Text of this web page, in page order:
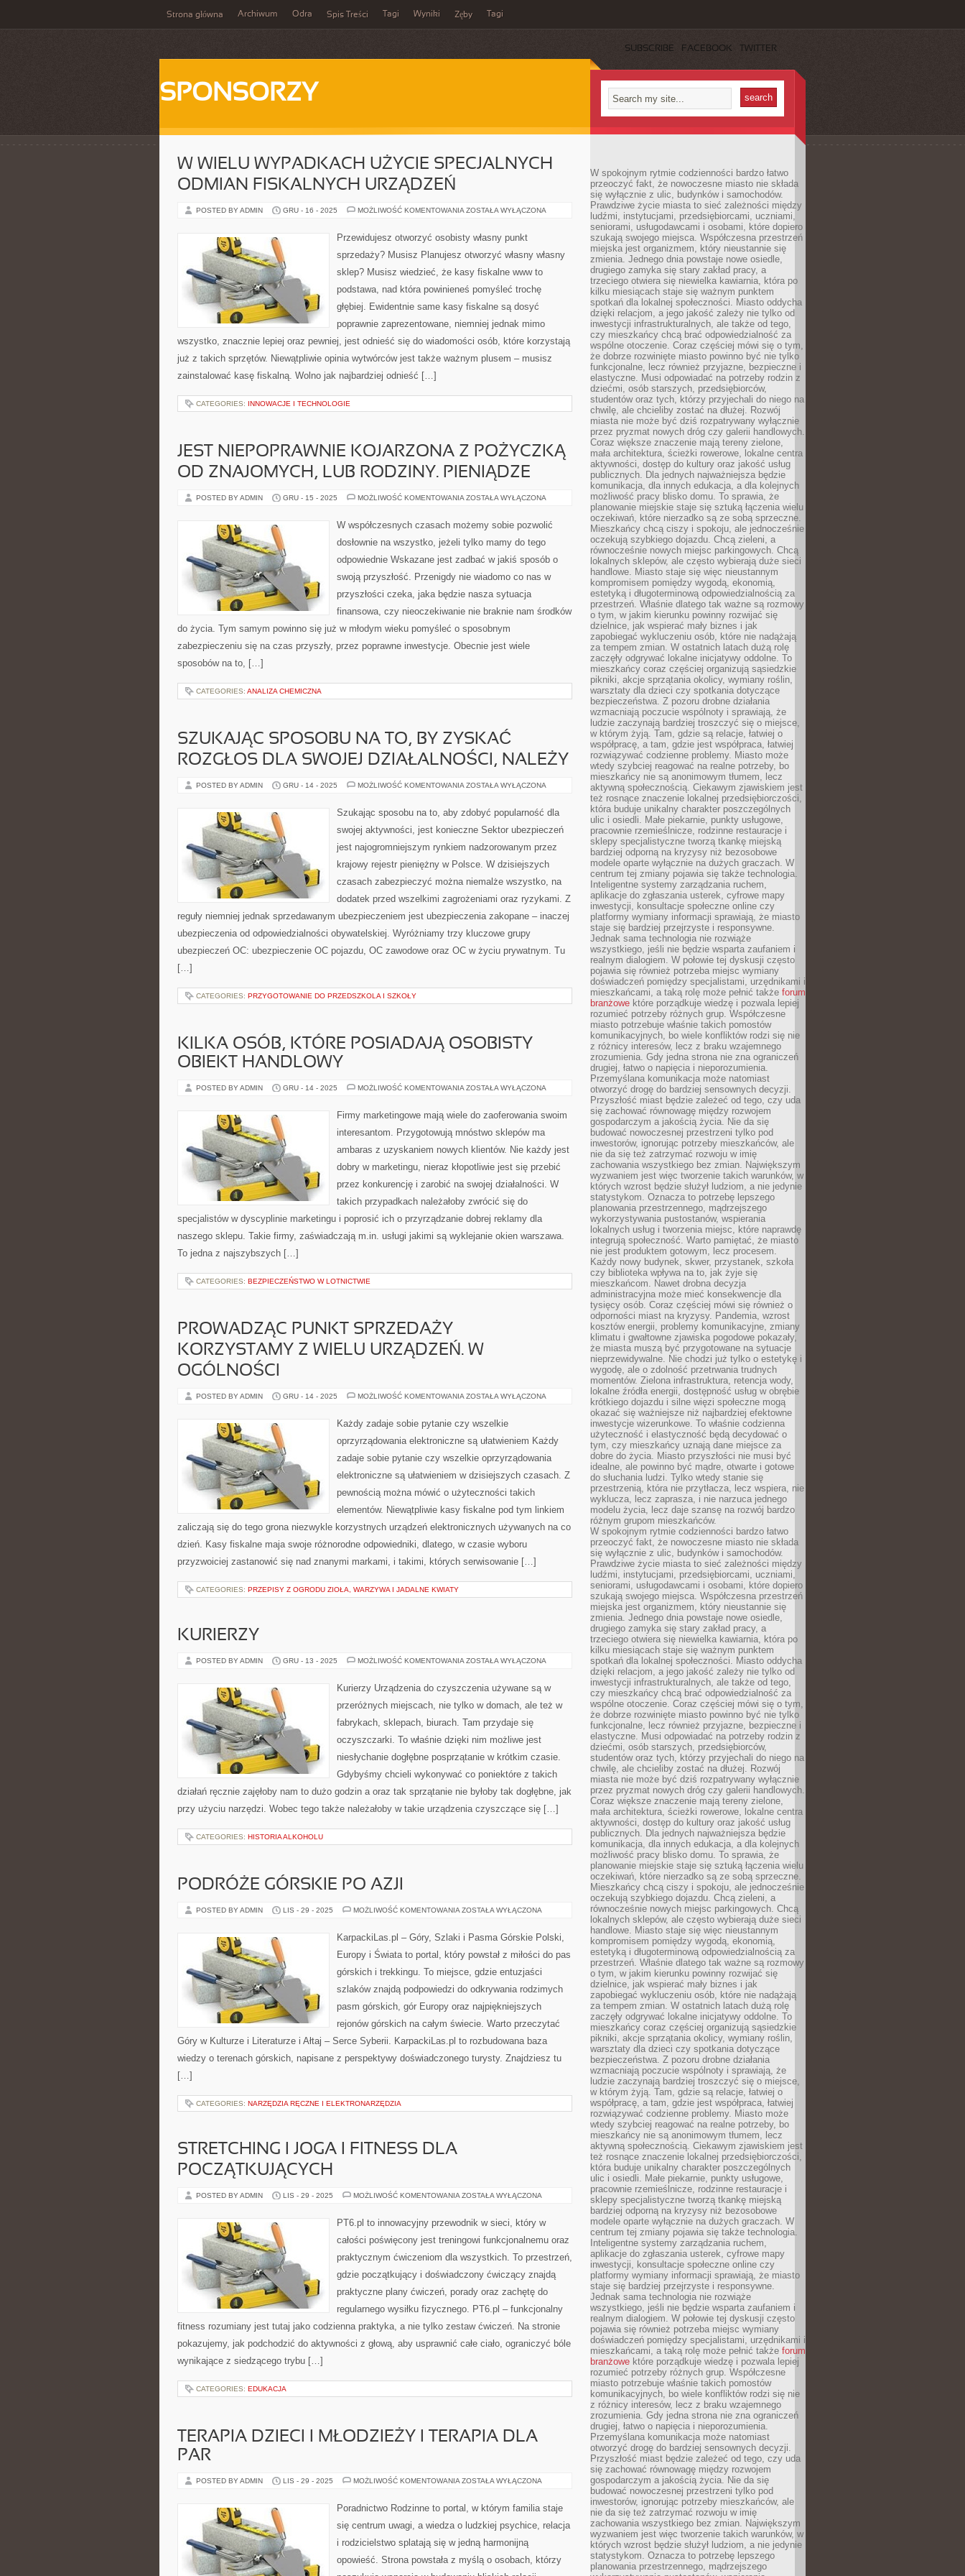
Strona główna Archiwum Odra Spis Treści Tagi Wyniki Zęby Tagi
SUBSCRIBE FACEBOOK TWITTER
SPONSORZY
W WIELU WYPADKACH UŻYCIE SPECJALNYCH
ODMIAN FISKALNYCH URZĄDZEŃ
POSTED BY ADMIN GRU - 16 - 2025 MOŻLIWOŚĆ KOMENTOWANIA W
UŻYCIE
SPECJALNYCH
FISKALNYCH
ZOSTAŁA WYŁĄCZONA
Przewidujesz otworzyć osobisty własny punkt
sprzedaży? Musisz Planujesz otworzyć własny własny
sklep? Musisz wiedzieć, że kasy fiskalne www to
podstawa, nad która powinieneś pomyśleć trochę
głębiej. Ewidentnie same kasy fiskalne są dosyć
poprawnie zaprezentowane, niemniej jednak mimo
wszystko, znacznie lepiej oraz pewniej, jest odnieść się do wiadomości osób, które korzystają
już z takich sprzętów. Niewątpliwie opinia wytwórców jest także ważnym plusem – musisz
zainstalować kasę fiskalną. Wolno jak najbardziej odnieść […]
CATEGORIES: INNOWACJE I TECHNOLOGIE
JEST NIEPOPRAWNIE KOJARZONA Z POŻYCZKĄ
OD ZNAJOMYCH, LUB RODZINY. PIENIĄDZE
POSTED BY ADMIN GRU - 15 - 2025 MOŻLIWOŚĆ KOMENTOWANIA JEST
Z
POŻYCZKĄ
ZNAJOMYCH,
RODZINY.
ZOSTAŁA WYŁĄCZONA
W współczesnych czasach możemy sobie pozwolić
dosłownie na wszystko, jeżeli tylko mamy do tego
odpowiednie Wskazane jest zadbać w jakiś sposób o
swoją przyszłość. Przenigdy nie wiadomo co nas w
przyszłości czeka, jaka będzie nasza sytuacja
finansowa, czy nieoczekiwanie nie braknie nam środków
do życia. Tym samym powinno się już w młodym wieku pomyśleć o sposobnym
zabezpieczeniu się na czas przyszły, przez poprawne inwestycje. Obecnie jest wiele
sposobów na to, […]
CATEGORIES: ANALIZA CHEMICZNA
SZUKAJĄC SPOSOBU NA TO, BY ZYSKAĆ
ROZGŁOS DLA SWOJEJ DZIAŁALNOŚCI, NALEŻY
POSTED BY ADMIN GRU - 14 - 2025 MOŻLIWOŚĆ KOMENTOWANIA SZUKAJĄC
TO,
BY
ROZGŁOS
SWOJEJ
NALEŻY
ZOSTAŁA WYŁĄCZONA
Szukając sposobu na to, aby zdobyć popularność dla
swojej aktywności, jest konieczne Sektor ubezpieczeń
jest najogromniejszym rynkiem nadzorowanym przez
krajowy rejestr pieniężny w Polsce. W dzisiejszych
czasach zabezpieczyć można niemalże wszystko, na
dodatek przed wszelkimi zagrożeniami oraz ryzykami. Z
reguły niemniej jednak sprzedawanym ubezpieczeniem jest ubezpieczenia zakopane – inaczej
ubezpieczenia od odpowiedzialności obywatelskiej. Wyróżniamy trzy kluczowe grupy
ubezpieczeń OC: ubezpieczenie OC pojazdu, OC zawodowe oraz OC w życiu prywatnym. Tu
[…]
CATEGORIES: PRZYGOTOWANIE DO PRZEDSZKOLA I SZKOŁY
KILKA OSÓB, KTÓRE POSIADAJĄ OSOBISTY
OBIEKT HANDLOWY
POSTED BY ADMIN GRU - 14 - 2025 MOŻLIWOŚĆ KOMENTOWANIA KILKA
POSIADAJĄ
OSOBISTY
HANDLOWY
ZOSTAŁA WYŁĄCZONA
Firmy marketingowe mają wiele do zaoferowania swoim
interesantom. Przygotowują mnóstwo sklepów ma
ambaras z uzyskaniem nowych klientów. Nie każdy jest
dobry w marketingu, nieraz kłopotliwie jest się przebić
przez konkurencję i zarobić na swojej działalności. W
takich przypadkach należałoby zwrócić się do
specjalistów w dyscyplinie marketingu i poprosić ich o przyrządzanie dobrej reklamy dla
naszego sklepu. Takie firmy, zaświadczają m.in. usługi jakimi są wyklejanie okien warszawa.
To jedna z najszybszych […]
CATEGORIES: BEZPIECZEŃSTWO W LOTNICTWIE
PROWADZĄC PUNKT SPRZEDAŻY
KORZYSTAMY Z WIELU URZĄDZEŃ. W
OGÓLNOŚCI
POSTED BY ADMIN GRU - 14 - 2025 MOŻLIWOŚĆ KOMENTOWANIA PROWADZĄC
KORZYSTAMY
Z
URZĄDZEŃ.
OGÓLNOŚCI
ZOSTAŁA WYŁĄCZONA
Każdy zadaje sobie pytanie czy wszelkie
oprzyrządowania elektroniczne są ułatwieniem Każdy
zadaje sobie pytanie czy wszelkie oprzyrządowania
elektroniczne są ułatwieniem w dzisiejszych czasach. Z
pewnością można mówić o użyteczności takich
elementów. Niewątpliwie kasy fiskalne pod tym linkiem
zaliczają się do tego grona niezwykle korzystnych urządzeń elektronicznych używanych na co
dzień. Kasy fiskalne maja swoje różnorodne odpowiedniki, dlatego, w czasie wyboru
przyzwoiciej zastanowić się nad znanymi markami, i takimi, których serwisowanie […]
CATEGORIES: PRZEPISY Z OGRODU ZIOŁA, WARZYWA I JADALNE KWIATY
KURIERZY
POSTED BY ADMIN GRU - 13 - 2025 MOŻLIWOŚĆ KOMENTOWANIA KURIERZY
ZOSTAŁA WYŁĄCZONA
Kurierzy Urządzenia do czyszczenia używane są w
przeróżnych miejscach, nie tylko w domach, ale też w
fabrykach, sklepach, biurach. Tam przydaje się
oczyszczarki. To właśnie dzięki nim możliwe jest
niesłychanie dogłębne posprzątanie w krótkim czasie.
Gdybyśmy chcieli wykonywać co poniektóre z takich
działań ręcznie zajęłoby nam to dużo godzin a oraz tak sprzątanie nie byłoby tak dogłębne, jak
przy użyciu narzędzi. Wobec tego także należałoby w takie urządzenia czyszczące się […]
CATEGORIES: HISTORIA ALKOHOLU
PODRÓŻE GÓRSKIE PO AZJI
POSTED BY ADMIN LIS - 29 - 2025 MOŻLIWOŚĆ KOMENTOWANIA PODRÓŻE
AZJI
ZOSTAŁA WYŁĄCZONA
KarpackiLas.pl – Góry, Szlaki i Pasma Górskie Polski,
Europy i Świata to portal, który powstał z miłości do pas
górskich i trekkingu. To miejsce, gdzie entuzjaści
szlaków znajdą podpowiedzi do odkrywania rodzimych
pasm górskich, gór Europy oraz najpiękniejszych
rejonów górskich na całym świecie. Warto przeczytać
Góry w Kulturze i Literaturze i Ałtaj – Serce Syberii. KarpackiLas.pl to rozbudowana baza
wiedzy o terenach górskich, napisane z perspektywy doświadczonego turysty. Znajdziesz tu
[…]
CATEGORIES: NARZĘDZIA RĘCZNE I ELEKTRONARZĘDZIA
STRETCHING I JOGA I FITNESS DLA
POCZĄTKUJĄCYCH
POSTED BY ADMIN LIS - 29 - 2025 MOŻLIWOŚĆ KOMENTOWANIA STRETCHING
FITNESS
POCZĄTKUJĄCYCH
ZOSTAŁA WYŁĄCZONA
PT6.pl to innowacyjny przewodnik w sieci, który w
całości poświęcony jest treningowi funkcjonalnemu oraz
praktycznym ćwiczeniom dla wszystkich. To przestrzeń,
gdzie początkujący i doświadczony ćwiczący znajdą
praktyczne plany ćwiczeń, porady oraz zachętę do
regularnego wysiłku fizycznego. PT6.pl – funkcjonalny
fitness rozumiany jest tutaj jako codzienna praktyka, a nie tylko zestaw ćwiczeń. Na stronie
pokazujemy, jak podchodzić do aktywności z głową, aby usprawnić całe ciało, ograniczyć bóle
wynikające z siedzącego trybu […]
CATEGORIES: EDUKACJA
TERAPIA DZIECI I MŁODZIEŻY I TERAPIA DLA
PAR
POSTED BY ADMIN LIS - 29 - 2025 MOŻLIWOŚĆ KOMENTOWANIA TERAPIA
MŁODZIEŻY
I
DLA
ZOSTAŁA WYŁĄCZONA
Poradnictwo Rodzinne to portal, w którym familia staje
się centrum uwagi, a wiedza o ludzkiej psychice, relacja
i rodzicielstwo splatają się w jedną harmonijną
opowieść. Strona powstała z myślą o osobach, którzy
W spokojnym rytmie codzienności bardzo łatwo
przeoczyć fakt, że nowoczesne miasto nie składa
się wyłącznie z ulic, budynków i samochodów.
Prawdziwe życie miasta to sieć zależności między
ludźmi, instytucjami, przedsiębiorcami, uczniami,
seniorami, usługodawcami i osobami, które dopiero
szukają swojego miejsca. Współczesna przestrzeń
miejska jest organizmem, który nieustannie się
zmienia. Jednego dnia powstaje nowe osiedle,
drugiego zamyka się stary zakład pracy, a
trzeciego otwiera się niewielka kawiarnia, która po
kilku miesiącach staje się ważnym punktem
spotkań dla lokalnej społeczności. Miasto oddycha
dzięki relacjom, a jego jakość zależy nie tylko od
inwestycji infrastrukturalnych, ale także od tego,
czy mieszkańcy chcą brać odpowiedzialność za
wspólne otoczenie. Coraz częściej mówi się o tym,
że dobrze rozwinięte miasto powinno być nie tylko
funkcjonalne, lecz również przyjazne, bezpieczne i
elastyczne. Musi odpowiadać na potrzeby rodzin z
dziećmi, osób starszych, przedsiębiorców,
studentów oraz tych, którzy przyjechali do niego na
chwilę, ale chcieliby zostać na dłużej. Rozwój
miasta nie może być dziś rozpatrywany wyłącznie
przez pryzmat nowych dróg czy galerii handlowych.
Coraz większe znaczenie mają tereny zielone,
mała architektura, ścieżki rowerowe, lokalne centra
aktywności, dostęp do kultury oraz jakość usług
publicznych. Dla jednych najważniejsza będzie
komunikacja, dla innych edukacja, a dla kolejnych
możliwość pracy blisko domu. To sprawia, że
planowanie miejskie staje się sztuką łączenia wielu
oczekiwań, które nierzadko są ze sobą sprzeczne.
Mieszkańcy chcą ciszy i spokoju, ale jednocześnie
oczekują szybkiego dojazdu. Chcą zieleni, a
równocześnie nowych miejsc parkingowych. Chcą
lokalnych sklepów, ale często wybierają duże sieci
handlowe. Miasto staje się więc nieustannym
kompromisem pomiędzy wygodą, ekonomią,
estetyką i długoterminową odpowiedzialnością za
przestrzeń. Właśnie dlatego tak ważne są rozmowy
o tym, w jakim kierunku powinny rozwijać się
dzielnice, jak wspierać mały biznes i jak
zapobiegać wykluczeniu osób, które nie nadążają
za tempem zmian. W ostatnich latach dużą rolę
zaczęły odgrywać lokalne inicjatywy oddolne. To
mieszkańcy coraz częściej organizują sąsiedzkie
pikniki, akcje sprzątania okolicy, wymiany roślin,
warsztaty dla dzieci czy spotkania dotyczące
bezpieczeństwa. Z pozoru drobne działania
wzmacniają poczucie wspólnoty i sprawiają, że
ludzie zaczynają bardziej troszczyć się o miejsce,
w którym żyją. Tam, gdzie są relacje, łatwiej o
współpracę, a tam, gdzie jest współpraca, łatwiej
rozwiązywać codzienne problemy. Miasto może
wtedy szybciej reagować na realne potrzeby, bo
mieszkańcy nie są anonimowym tłumem, lecz
aktywną społecznością. Ciekawym zjawiskiem jest
też rosnące znaczenie lokalnej przedsiębiorczości,
która buduje unikalny charakter poszczególnych
ulic i osiedli. Małe piekarnie, punkty usługowe,
pracownie rzemieślnicze, rodzinne restauracje i
sklepy specjalistyczne tworzą tkankę miejską
bardziej odporną na kryzysy niż bezosobowe
modele oparte wyłącznie na dużych graczach. W
centrum tej zmiany pojawia się także technologia.
Inteligentne systemy zarządzania ruchem,
aplikacje do zgłaszania usterek, cyfrowe mapy
inwestycji, konsultacje społeczne online czy
platformy wymiany informacji sprawiają, że miasto
staje się bardziej przejrzyste i responsywne.
Jednak sama technologia nie rozwiąże
wszystkiego, jeśli nie będzie wsparta zaufaniem i
realnym dialogiem. W połowie tej dyskusji często
pojawia się również potrzeba miejsc wymiany
doświadczeń pomiędzy specjalistami, urzędnikami i
mieszkańcami, a taką rolę może pełnić także forum
branżowe które porządkuje wiedzę i pozwala lepiej
rozumieć potrzeby różnych grup. Współczesne
miasto potrzebuje właśnie takich pomostów
komunikacyjnych, bo wiele konfliktów rodzi się nie
z różnicy interesów, lecz z braku wzajemnego
zrozumienia. Gdy jedna strona nie zna ograniczeń
drugiej, łatwo o napięcia i nieporozumienia.
Przemyślana komunikacja może natomiast
otworzyć drogę do bardziej sensownych decyzji.
Przyszłość miast będzie zależeć od tego, czy uda
się zachować równowagę między rozwojem
gospodarczym a jakością życia. Nie da się
budować nowoczesnej przestrzeni tylko pod
inwestorów, ignorując potrzeby mieszkańców, ale
nie da się też zatrzymać rozwoju w imię
zachowania wszystkiego bez zmian. Największym
wyzwaniem jest więc tworzenie takich warunków, w
których wzrost będzie służył ludziom, a nie jedynie
statystykom. Oznacza to potrzebę lepszego
planowania przestrzennego, mądrzejszego
wykorzystywania pustostanów, wspierania
lokalnych usług i tworzenia miejsc, które naprawdę
integrują społeczność. Warto pamiętać, że miasto
nie jest produktem gotowym, lecz procesem.
Każdy nowy budynek, skwer, przystanek, szkoła
czy biblioteka wpływa na to, jak żyje się
mieszkańcom. Nawet drobna decyzja
administracyjna może mieć konsekwencje dla
tysięcy osób. Coraz częściej mówi się również o
odporności miast na kryzysy. Pandemia, wzrost
kosztów energii, problemy komunikacyjne, zmiany
klimatu i gwałtowne zjawiska pogodowe pokazały,
że miasta muszą być przygotowane na sytuacje
nieprzewidywalne. Nie chodzi już tylko o estetykę i
wygodę, ale o zdolność przetrwania trudnych
momentów. Zielona infrastruktura, retencja wody,
lokalne źródła energii, dostępność usług w obrębie
krótkiego dojazdu i silne więzi społeczne mogą
okazać się ważniejsze niż najbardziej efektowne
inwestycje wizerunkowe. To właśnie codzienna
użyteczność i elastyczność będą decydować o
tym, czy mieszkańcy uznają dane miejsce za
dobre do życia. Miasto przyszłości nie musi być
idealne, ale powinno być mądre, otwarte i gotowe
do słuchania ludzi. Tylko wtedy stanie się
przestrzenią, która nie przytłacza, lecz wspiera, nie
wyklucza, lecz zaprasza, i nie narzuca jednego
modelu życia, lecz daje szansę na rozwój bardzo
różnym grupom mieszkańców.
W spokojnym rytmie codzienności bardzo łatwo
przeoczyć fakt, że nowoczesne miasto nie składa
się wyłącznie z ulic, budynków i samochodów.
Prawdziwe życie miasta to sieć zależności między
ludźmi, instytucjami, przedsiębiorcami, uczniami,
seniorami, usługodawcami i osobami, które dopiero
szukają swojego miejsca. Współczesna przestrzeń
miejska jest organizmem, który nieustannie się
zmienia. Jednego dnia powstaje nowe osiedle,
drugiego zamyka się stary zakład pracy, a
trzeciego otwiera się niewielka kawiarnia, która po
kilku miesiącach staje się ważnym punktem
spotkań dla lokalnej społeczności. Miasto oddycha
dzięki relacjom, a jego jakość zależy nie tylko od
inwestycji infrastrukturalnych, ale także od tego,
czy mieszkańcy chcą brać odpowiedzialność za
wspólne otoczenie. Coraz częściej mówi się o tym,
że dobrze rozwinięte miasto powinno być nie tylko
funkcjonalne, lecz również przyjazne, bezpieczne i
elastyczne. Musi odpowiadać na potrzeby rodzin z
dziećmi, osób starszych, przedsiębiorców,
studentów oraz tych, którzy przyjechali do niego na
chwilę, ale chcieliby zostać na dłużej. Rozwój
miasta nie może być dziś rozpatrywany wyłącznie
przez pryzmat nowych dróg czy galerii handlowych.
Coraz większe znaczenie mają tereny zielone,
mała architektura, ścieżki rowerowe, lokalne centra
aktywności, dostęp do kultury oraz jakość usług
publicznych. Dla jednych najważniejsza będzie
komunikacja, dla innych edukacja, a dla kolejnych
możliwość pracy blisko domu. To sprawia, że
planowanie miejskie staje się sztuką łączenia wielu
oczekiwań, które nierzadko są ze sobą sprzeczne.
Mieszkańcy chcą ciszy i spokoju, ale jednocześnie
oczekują szybkiego dojazdu. Chcą zieleni, a
równocześnie nowych miejsc parkingowych. Chcą
lokalnych sklepów, ale często wybierają duże sieci
handlowe. Miasto staje się więc nieustannym
kompromisem pomiędzy wygodą, ekonomią,
estetyką i długoterminową odpowiedzialnością za
przestrzeń. Właśnie dlatego tak ważne są rozmowy
o tym, w jakim kierunku powinny rozwijać się
dzielnice, jak wspierać mały biznes i jak
zapobiegać wykluczeniu osób, które nie nadążają
za tempem zmian. W ostatnich latach dużą rolę
zaczęły odgrywać lokalne inicjatywy oddolne. To
mieszkańcy coraz częściej organizują sąsiedzkie
pikniki, akcje sprzątania okolicy, wymiany roślin,
warsztaty dla dzieci czy spotkania dotyczące
bezpieczeństwa. Z pozoru drobne działania
wzmacniają poczucie wspólnoty i sprawiają, że
ludzie zaczynają bardziej troszczyć się o miejsce,
w którym żyją. Tam, gdzie są relacje, łatwiej o
współpracę, a tam, gdzie jest współpraca, łatwiej
rozwiązywać codzienne problemy. Miasto może
wtedy szybciej reagować na realne potrzeby, bo
mieszkańcy nie są anonimowym tłumem, lecz
aktywną społecznością. Ciekawym zjawiskiem jest
też rosnące znaczenie lokalnej przedsiębiorczości,
która buduje unikalny charakter poszczególnych
ulic i osiedli. Małe piekarnie, punkty usługowe,
pracownie rzemieślnicze, rodzinne restauracje i
sklepy specjalistyczne tworzą tkankę miejską
bardziej odporną na kryzysy niż bezosobowe
modele oparte wyłącznie na dużych graczach. W
centrum tej zmiany pojawia się także technologia.
Inteligentne systemy zarządzania ruchem,
aplikacje do zgłaszania usterek, cyfrowe mapy
inwestycji, konsultacje społeczne online czy
platformy wymiany informacji sprawiają, że miasto
staje się bardziej przejrzyste i responsywne.
Jednak sama technologia nie rozwiąże
wszystkiego, jeśli nie będzie wsparta zaufaniem i
realnym dialogiem. W połowie tej dyskusji często
pojawia się również potrzeba miejsc wymiany
doświadczeń pomiędzy specjalistami, urzędnikami i
mieszkańcami, a taką rolę może pełnić także forum
branżowe które porządkuje wiedzę i pozwala lepiej
rozumieć potrzeby różnych grup. Współczesne
miasto potrzebuje właśnie takich pomostów
komunikacyjnych, bo wiele konfliktów rodzi się nie
z różnicy interesów, lecz z braku wzajemnego
zrozumienia. Gdy jedna strona nie zna ograniczeń
drugiej, łatwo o napięcia i nieporozumienia.
Przemyślana komunikacja może natomiast
otworzyć drogę do bardziej sensownych decyzji.
Przyszłość miast będzie zależeć od tego, czy uda
się zachować równowagę między rozwojem
gospodarczym a jakością życia. Nie da się
budować nowoczesnej przestrzeni tylko pod
inwestorów, ignorując potrzeby mieszkańców, ale
nie da się też zatrzymać rozwoju w imię
zachowania wszystkiego bez zmian. Największym
wyzwaniem jest więc tworzenie takich warunków, w
których wzrost będzie służył ludziom, a nie jedynie
statystykom. Oznacza to potrzebę lepszego
planowania przestrzennego, mądrzejszego